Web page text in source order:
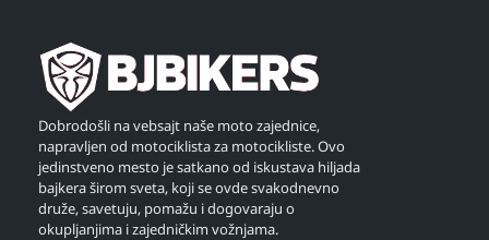
Dobrodošli na vebsajt naše moto zajednice,
napravljen od motociklista za motocikliste. Ovo
jedinstveno mesto je satkano od iskustava hiljada
bajkera širom sveta, koji se ovde svakodnevno
druže, savetuju, pomažu i dogovaraju o
okupljanjima i zajedničkim vožnjama.